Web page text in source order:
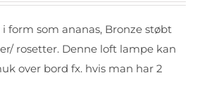
form som ananas, Bronze støbt
rosetter. Denne loft lampe kan
over bord fx. hvis man har 2